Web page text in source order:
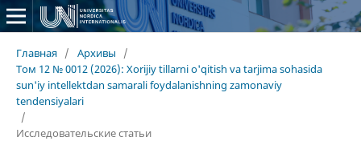
Главная / Архивы
/
Том 12 № 0012 (2026): Xorijiy tillarni o'qitish va tarjima sohasida
sun'iy intellektdan samarali foydalanishning zamonaviy
tendensiyalari
/
Исследовательские статьи